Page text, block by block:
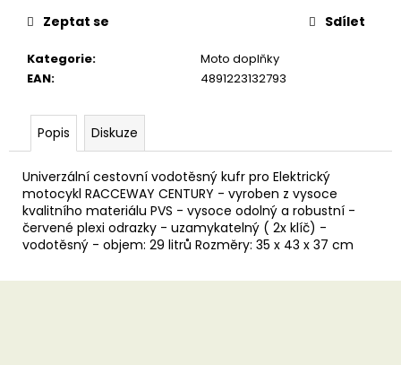
Kategorie:
Moto doplňky
EAN: 4891223132793
Zeptat se Sdílet
Popis Diskuze
Univerzální cestovní vodotěsný kufr pro Elektrický
motocykl RACCEWAY CENTURY - vyroben z vysoce
kvalitního materiálu PVS - vysoce odolný a robustní -
červené plexi odrazky - uzamykatelný ( 2x klíč) -
vodotěsný - objem: 29 litrů Rozměry: 35 x 43 x 37 cm
m